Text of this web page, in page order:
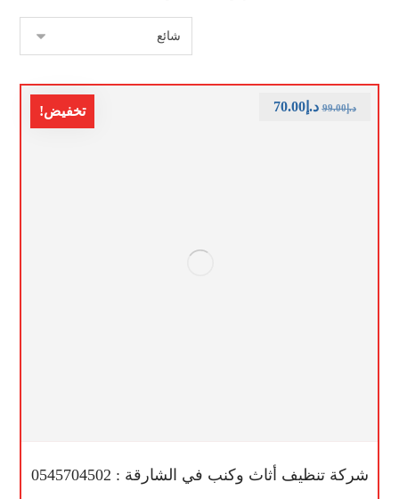
تخفيض!
شركة تنظيف أثاث وكنب في الشارقة : 0545704502
د.إ99.00 د.إ70.00